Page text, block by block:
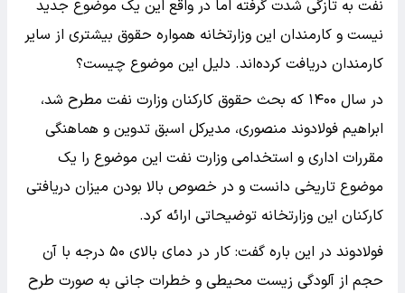
نفت به تازگی شدت گرفته اما در واقع این یک موضوع جدید
نیست و کارمندان این وزارتخانه همواره حقوق بیشتری از سایر
کارمندان دریافت کرده‌اند. دلیل این موضوع چیست؟
در سال ۱۴۰۰ که بحث حقوق کارکنان وزارت نفت مطرح شد،
ابراهیم فولادوند منصوری، مدیرکل اسبق تدوین و هماهنگی
مقررات اداری و استخدامی وزارت نفت این موضوع را یک
موضوع تاریخی دانست و در خصوص بالا بودن میزان دریافتی
کارکنان این وزارتخانه توضیحاتی ارائه کرد.
فولادوند در این باره گفت: کار در دمای بالای ۵۰ درجه با آن
حجم از آلودگی زیست محیطی و خطرات جانی به صورت طرح